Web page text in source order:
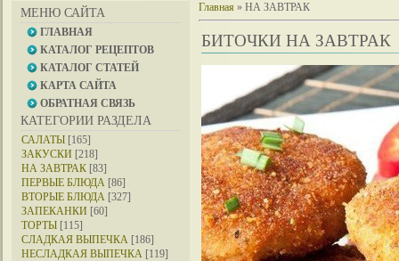
МЕНЮ САЙТА
ГЛАВНАЯ
КАТАЛОГ РЕЦЕПТОВ
КАТАЛОГ СТАТЕЙ
КАРТА САЙТА
ОБРАТНАЯ СВЯЗЬ
КАТЕГОРИИ РАЗДЕЛА
САЛАТЫ [165]
ЗАКУСКИ [218]
НА ЗАВТРАК [83]
ПЕРВЫЕ БЛЮДА [86]
ВТОРЫЕ БЛЮДА [327]
ЗАПЕКАНКИ [60]
ТОРТЫ [115]
СЛАДКАЯ ВЫПЕЧКА [186]
НЕСЛАДКАЯ ВЫПЕЧКА [119]
Главная » НА ЗАВТРАК
БИТОЧКИ НА ЗАВТРАК